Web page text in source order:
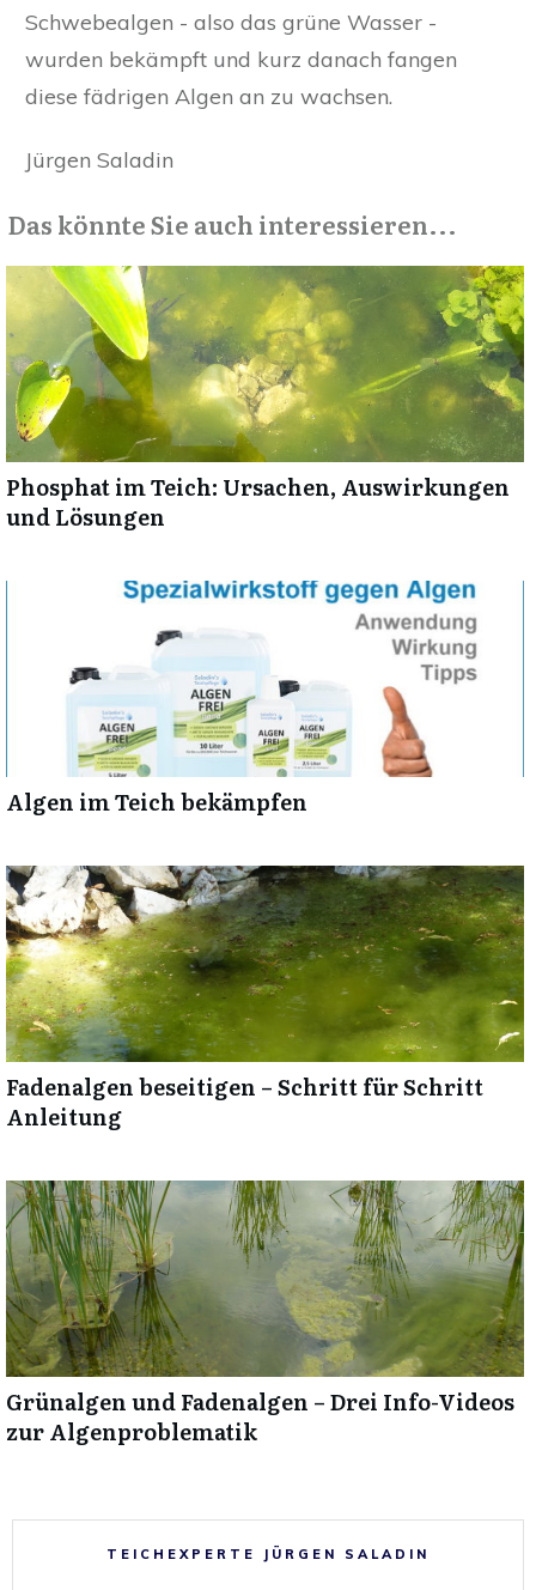
Schwebealgen - also das grüne Wasser -
wurden bekämpft und kurz danach fangen
diese fädrigen Algen an zu wachsen.
Jürgen Saladin
Das könnte Sie auch interessieren...
Phosphat im Teich: Ursachen, Auswirkungen
und Lösungen
Algen im Teich bekämpfen
Fadenalgen beseitigen – Schritt für Schritt
Anleitung
Grünalgen und Fadenalgen – Drei Info-Videos
zur Algenproblematik
TEICHEXPERTE JÜRGEN SALADIN